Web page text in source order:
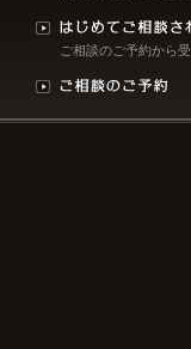
ご相談のご予約から